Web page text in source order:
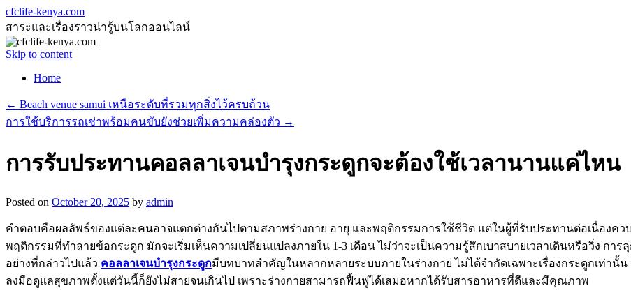
cfclife-kenya.com
สาระและเรื่องราวน่ารู้บนโลกออนไลน์
Skip to content
Home
← Beach venue samui เหนือระดับที่รวมทุกสิ่งไว้ครบถ้วน
การใช้บริการรถเช่าพร้อมคนขับยังช่วยเพิ่มความคล่องตัว →
การรับประทานคอลลาเจนบำรุงกระดูกจะต้องใช้เวลานานแค่ไหน
Posted on October 20, 2025 by admin
คำตอบคือผลลัพธ์ของแต่ละคนอาจแตกต่างกันไปตามสภาพร่างกาย อายุ และพฤติกรรมการใช้ชีวิต แต่ในผู้ที่รับประทานต่อเนื่องคว
พฤติกรรมที่ทำลายข้อกระดูก มักจะเริ่มเห็นความเปลี่ยนแปลงภายใน 1-3 เดือน ไม่ว่าจะเป็นความรู้สึกเบาสบายเวลาเดินหรือวิ่ง ก
อย่างที่กล่าวไปแล้ว คอลลาเจนบำรุงกระดูกมีบทบาทสำคัญในหลากหลายระบบภายในร่างกาย ไม่ได้จำกัดเฉพาะเรื่องกระดูกเท่านั้
ลงมือดูแลสุขภาพตั้งแต่วันนี้ก็ยังไม่สายจนเกินไป เพราะร่างกายสามารถฟื้นฟูได้เสมอหากได้รับสารอาหารที่ดีและมีคุณภาพ